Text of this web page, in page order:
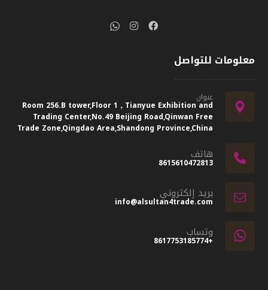
معلومات للتواصل
عنوان
Room 256.B tower,Floor 1，Tianyue Exhibition and
Trading Center,No.49 Beijing Road,Qinwan Free
Trade Zone,Qingdao Area,Shandong Province,China
هاتف
8615610472813
بريد إلكتروني
info@alsultan4trade.com
وتساب
+8617753185774